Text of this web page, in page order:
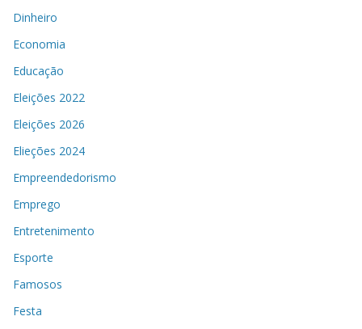
Dinheiro
Economia
Educação
Eleições 2022
Eleições 2026
Elieções 2024
Empreendedorismo
Emprego
Entretenimento
Esporte
Famosos
Festa